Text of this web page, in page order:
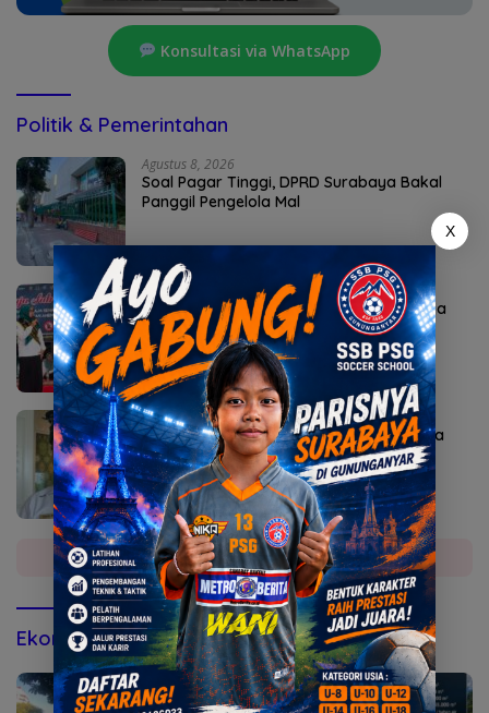
Konsultasi via WhatsApp
Politik & Pemerintahan
Agustus 8, 2026
Soal Pagar Tinggi, DPRD Surabaya Bakal
Panggil Pengelola Mal
Agustus 7, 2026
Bunda Genre Mojokerto Ingatkan Remaja
Bahaya Rokok
Agustus 6, 2026
Sekda Karangasem I Ketut Sedana Merta
Diperiksa Kejari
Selengkapnya
Ekonomi & Bisnis
X